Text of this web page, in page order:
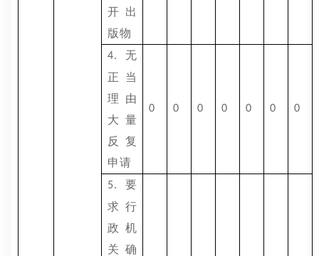
开出
版物
4. 无
正当
理由
大量
反复
申请
0 0 0 0 0 0 0
5. 要
求行
政机
关确